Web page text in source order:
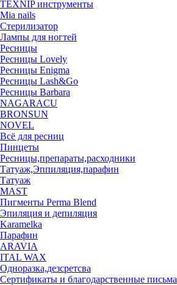
TEXNIP инструменты
Mia nails
Стерилизатор
Лампы для ногтей
Ресницы
Ресницы Lovely
Ресницы Enigma
Ресницы Lash&Go
Ресницы Barbara
NAGARACU
BRONSUN
NOVEL
Всё для ресниц
Пинцеты
Ресницы,препараты,расходники
Татуаж,Эппиляция,парафин
Татуаж
MAST
Пигменты Perma Blend
Эпиляция и депиляция
Karamelka
Парафин
ARAVIA
ITAL WAX
Одноразка,дезсретсва
Сертификаты и благодарственные письма